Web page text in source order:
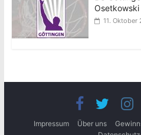
Osetkowski
11. Oktober
Impressum Über uns